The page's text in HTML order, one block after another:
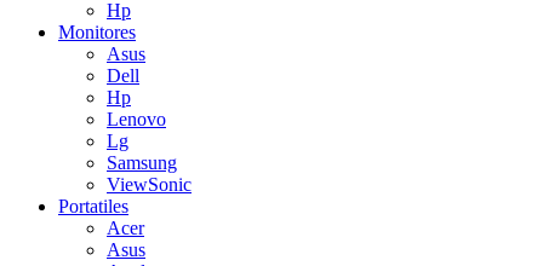
Hp
Monitores
Asus
Dell
Hp
Lenovo
Lg
Samsung
ViewSonic
Portatiles
Acer
Asus